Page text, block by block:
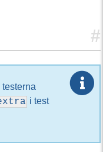
#
i test